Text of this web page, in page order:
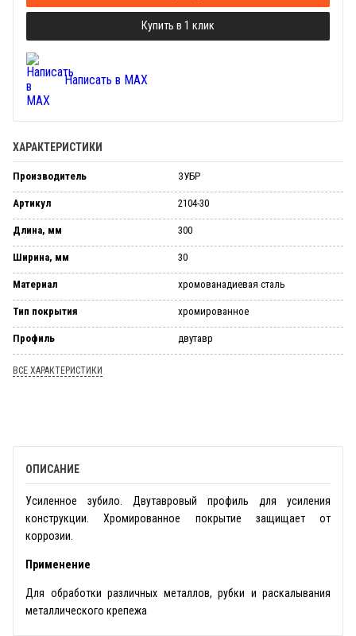
Купить в 1 клик
Написать в MAX
ХАРАКТЕРИСТИКИ
Производитель ЗУБР
Артикул 2104-30
Длина, мм 300
Ширина, мм 30
Материал хромованадиевая сталь
Тип покрытия хромированное
Профиль двутавр
ВСЕ ХАРАКТЕРИСТИКИ
ОПИСАНИЕ
Усиленное зубило. Двутавровый профиль для усиления
конструкции. Хромированное покрытие защищает от
коррозии.
Применение
Для обработки различных металлов, рубки и раскалывания
металлического крепежа